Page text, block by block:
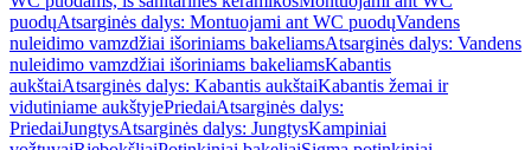
puodųAtsarginės dalys: Montuojami ant WC puodųVandens
nuleidimo vamzdžiai išoriniams bakeliamsAtsarginės dalys: Vandens
nuleidimo vamzdžiai išoriniams bakeliamsKabantis
aukštaiAtsarginės dalys: Kabantis aukštaiKabantis žemai ir
vidutiniame aukštyjePriedaiAtsarginės dalys:
PriedaiJungtysAtsarginės dalys: JungtysKampiniai